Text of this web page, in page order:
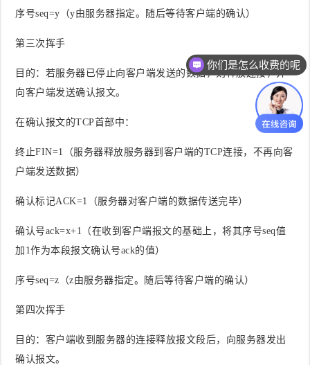
序号seq=y（y由服务器指定。随后等待客户端的确认）
第三次挥手
目的 ：若服务器已停止向客户端发送的数据，则释放连接，并
向客户端发送确认报文。
在确认报文的TCP首部中：
终止FIN=1（服务器释放服务器到客户端的TCP连接，不再向客
户端发送数据）
确认标记ACK=1（服务器对客户端的数据传送完毕）
确认号ack=x+1（在收到客户端报文的基础上，将其序号seq值
加1作为本段报文确认号ack的值）
序号seq=z（z由服务器指定。随后等待客户端的确认）
第四次挥手
目的 ：客户端收到服务器的连接释放报文段后，向服务器发出
确认报文。
你们是怎么收费的呢